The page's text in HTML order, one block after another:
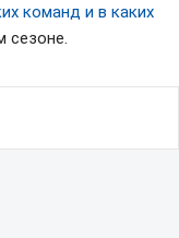
команд и в каких